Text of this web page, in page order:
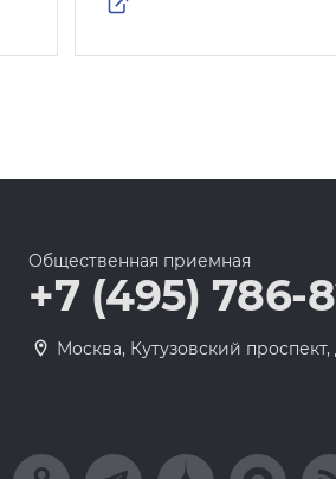
Общественная приемная
+7 (495) 786-
Москва, Кутузовский проспект,